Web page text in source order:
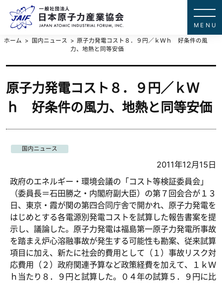
ホーム 国内ニュース
原子力発電コスト８．９円／ｋＷｈ 好条件の風
力、地熱と同等安価
原子力発電コスト８．９円／ｋＷ
ｈ 好条件の風力、地熱と同等安価
国内ニュース
2011年12月15日
政府のエネルギー・環境会議の「コスト等検証委員会」
（委員長＝石田勝之・内閣府副大臣）の第７回会合が１３
日、東京・霞が関の第四合同庁舎で開かれ、原子力発電を
はじめとする各電源別発電コストを試算した報告書案を提
示し、議論した。原子力発電は福島第一原子力発電所事故
を踏まえ炉心溶融事故が発生する可能性も勘案、従来試算
項目に加え、新たに社会的費用として（１）事故リスク対
応費用（２）政府関連予算など政策経費を加えて、１ｋＷ
ｈ当たり８．９円と試算した。０４年の試算５．９円に比